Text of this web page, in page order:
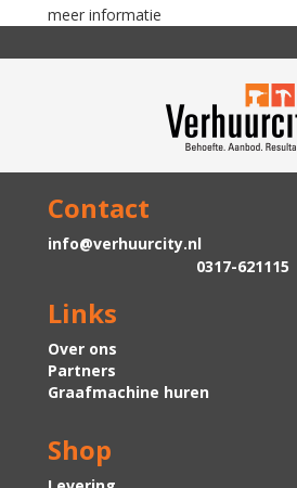
meer informatie
Contact
info@verhuurcity.nl
0317-621115
Links
Over ons
Partners
Graafmachine huren
Shop